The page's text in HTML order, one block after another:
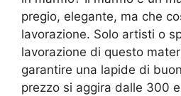
pregio, elegante, ma che
lavorazione. Solo artisti o
lavorazione di questo
garantire una lapide di
prezzo si aggira dalle 300